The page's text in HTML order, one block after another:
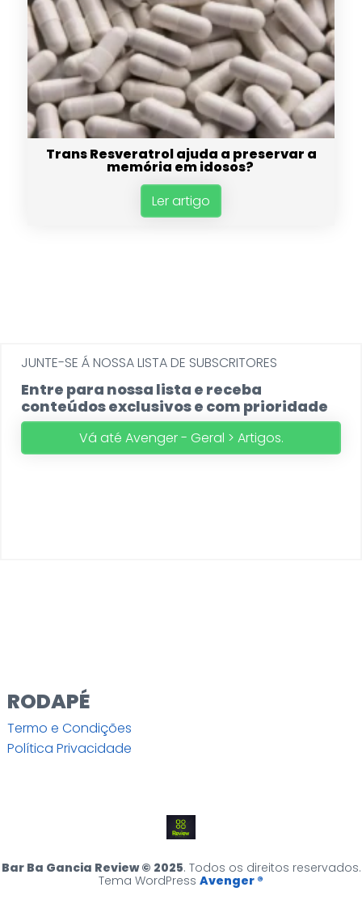
Trans Resveratrol ajuda a preservar a
memória em idosos?
Ler artigo
JUNTE-SE Á NOSSA LISTA DE SUBSCRITORES
Entre para nossa lista e receba
conteúdos exclusivos e com prioridade
Vá até Avenger - Geral > Artigos.
RODAPÉ
Termo e Condições
Política Privacidade
Bar Ba Gancia Review © 2025. Todos os direitos reservados.
Tema WordPress Avenger ®